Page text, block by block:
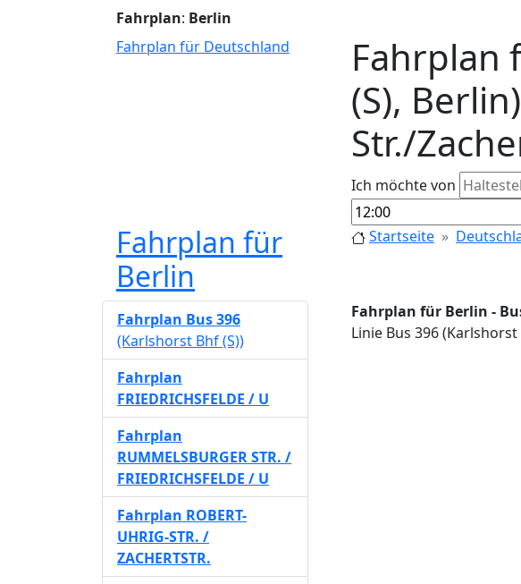
Fahrplan: Berlin
Fahrplan für Deutschland
Fahrplan
(S),
Str./
Ich möchte von
Fahrplan für
Berlin
Startseite
Fahrplan für Berlin -
Linie Bus 396
Fahrplan Bus 396
(Karlshorst Bhf (S))
Fahrplan
FRIEDRICHSFELDE / U
Fahrplan
RUMMELSBURGER STR. /
FRIEDRICHSFELDE / U
Fahrplan ROBERT-
UHRIG-STR. /
ZACHERTSTR.